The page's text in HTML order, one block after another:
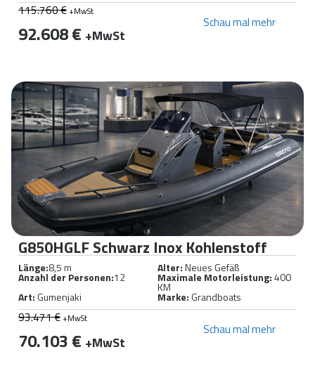
115.760 € +MwSt
92.608 € +MwSt
Schau mal mehr
G850HGLF Schwarz Inox Kohlenstoff
Länge:8,5 m Alter:Neues Gefäß
Anzahl der Personen:12 Maximale Motorleistung:400
KM
Art: Gumenjaki Marke: Grandboats
93.471 € +MwSt
70.103 € +MwSt
Schau mal mehr